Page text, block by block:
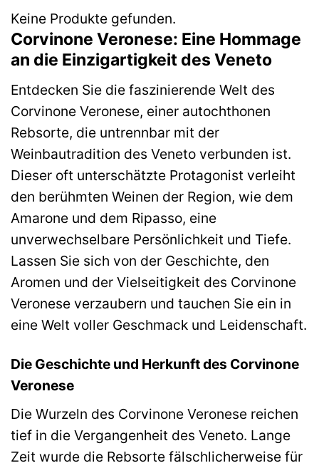
Keine Produkte gefunden.
Corvinone Veronese: Eine Hommage
an die Einzigartigkeit des Veneto
Entdecken Sie die faszinierende Welt des
Corvinone Veronese, einer autochthonen
Rebsorte, die untrennbar mit der
Weinbautradition des Veneto verbunden ist.
Dieser oft unterschätzte Protagonist verleiht
den berühmten Weinen der Region, wie dem
Amarone und dem Ripasso, eine
unverwechselbare Persönlichkeit und Tiefe.
Lassen Sie sich von der Geschichte, den
Aromen und der Vielseitigkeit des Corvinone
Veronese verzaubern und tauchen Sie ein in
eine Welt voller Geschmack und Leidenschaft.
Die Geschichte und Herkunft des Corvinone
Veronese
Die Wurzeln des Corvinone Veronese reichen
tief in die Vergangenheit des Veneto. Lange
Zeit wurde die Rebsorte fälschlicherweise für